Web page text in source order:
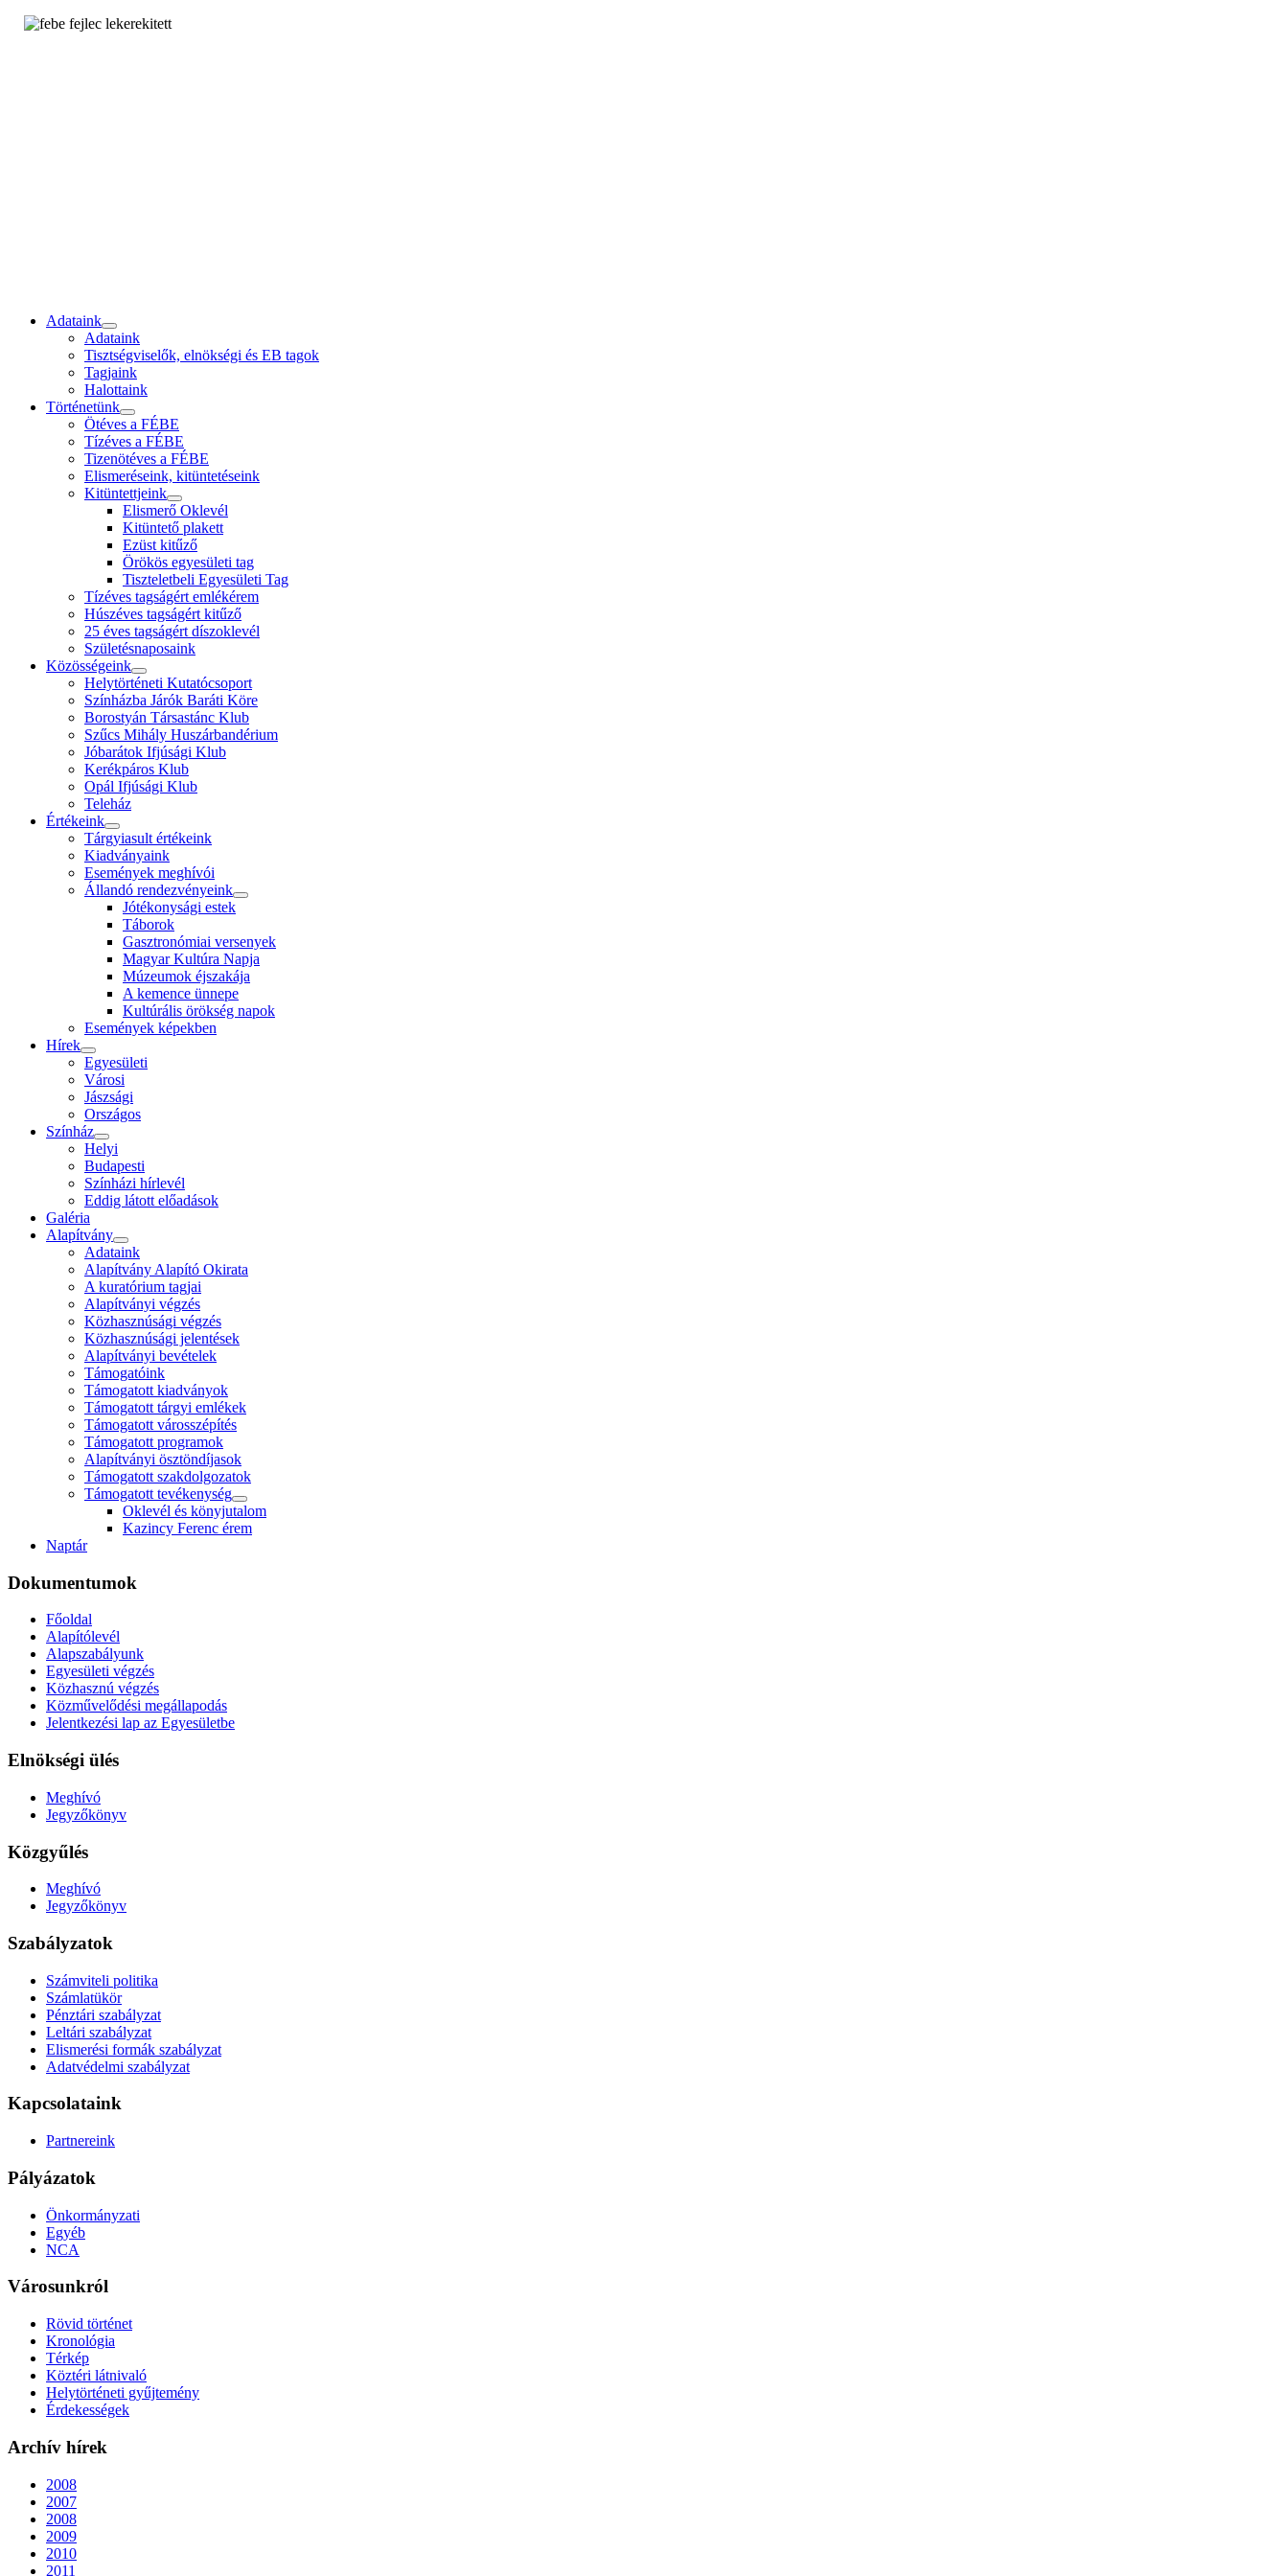
Adataink
Adataink
Tisztségviselők, elnökségi és EB tagok
Tagjaink
Halottaink
Történetünk
Ötéves a FÉBE
Tízéves a FÉBE
Tizenötéves a FÉBE
Elismeréseink, kitüntetéseink
Kitüntettjeink
Elismerő Oklevél
Kitüntető plakett
Ezüst kitűző
Örökös egyesületi tag
Tiszteletbeli Egyesületi Tag
Tízéves tagságért emlékérem
Húszéves tagságért kitűző
25 éves tagságért díszoklevél
Születésnaposaink
Közösségeink
Helytörténeti Kutatócsoport
Színházba Járók Baráti Köre
Borostyán Társastánc Klub
Szűcs Mihály Huszárbandérium
Jóbarátok Ifjúsági Klub
Kerékpáros Klub
Opál Ifjúsági Klub
Teleház
Értékeink
Tárgyiasult értékeink
Kiadványaink
Események meghívói
Állandó rendezvényeink
Jótékonysági estek
Táborok
Gasztronómiai versenyek
Magyar Kultúra Napja
Múzeumok éjszakája
A kemence ünnepe
Kultúrális örökség napok
Események képekben
Hírek
Egyesületi
Városi
Jászsági
Országos
Színház
Helyi
Budapesti
Színházi hírlevél
Eddig látott előadások
Galéria
Alapítvány
Adataink
Alapítvány Alapító Okirata
A kuratórium tagjai
Alapítványi végzés
Közhasznúsági végzés
Közhasznúsági jelentések
Alapítványi bevételek
Támogatóink
Támogatott kiadványok
Támogatott tárgyi emlékek
Támogatott városszépítés
Támogatott programok
Alapítványi ösztöndíjasok
Támogatott szakdolgozatok
Támogatott tevékenység
Oklevél és könyjutalom
Kazincy Ferenc érem
Naptár
Dokumentumok
Főoldal
Alapítólevél
Alapszabályunk
Egyesületi végzés
Közhasznú végzés
Közművelődési megállapodás
Jelentkezési lap az Egyesületbe
Elnökségi ülés
Meghívó
Jegyzőkönyv
Közgyűlés
Meghívó
Jegyzőkönyv
Szabályzatok
Számviteli politika
Számlatükör
Pénztári szabályzat
Leltári szabályzat
Elismerési formák szabályzat
Adatvédelmi szabályzat
Kapcsolataink
Partnereink
Pályázatok
Önkormányzati
Egyéb
NCA
Városunkról
Rövid történet
Kronológia
Térkép
Köztéri látnivaló
Helytörténeti gyűjtemény
Érdekességek
Archív hírek
2008
2007
2008
2009
2010
2011